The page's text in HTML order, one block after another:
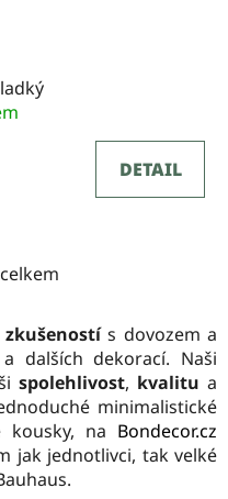
DETAIL
s dovozem a
dalších dekorací. Naši
spolehlivost, kvalitu a
minimalistické
kousky, na Bondecor.cz
jak jednotlivci, tak velké